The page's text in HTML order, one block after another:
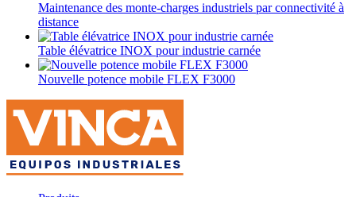
Maintenance des monte-charges industriels par connectivité à
distance
Table élévatrice INOX pour industrie carnée
Nouvelle potence mobile FLEX F3000